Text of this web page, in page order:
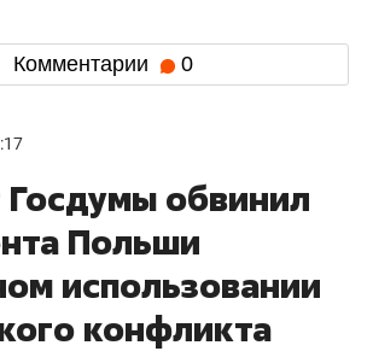
Комментарии 0
обвинил
Польши
использовании
конфликта